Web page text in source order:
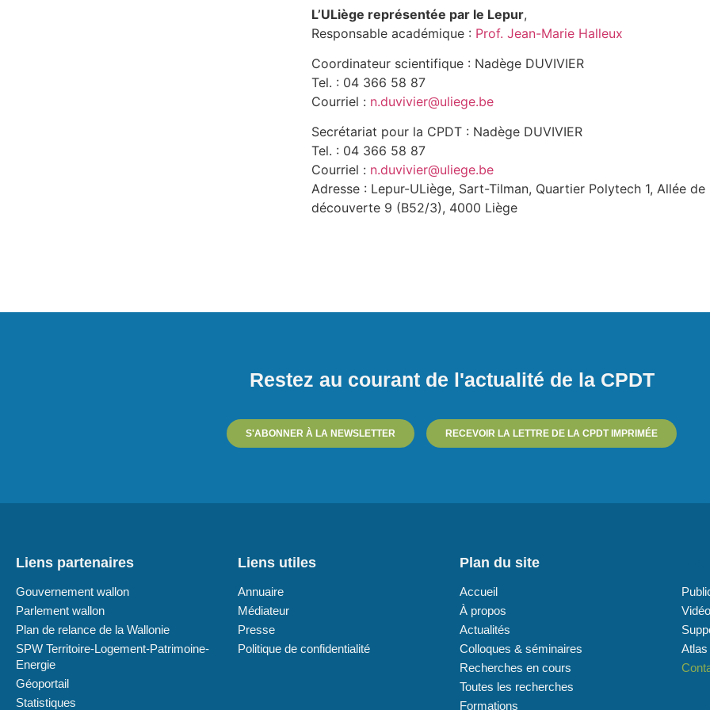
L’ULiège représentée par le Lepur,
Responsable académique : Prof. Jean-Marie Halleux
Coordinateur scientifique : Nadège DUVIVIER
Tel. : 04 366 58 87
Courriel : n.duvivier@uliege.be
Secrétariat pour la CPDT : Nadège DUVIVIER
Tel. : 04 366 58 87
Courriel : n.duvivier@uliege.be
Adresse : Lepur-ULiège, Sart-Tilman, Quartier Polytech 1, Allée de
découverte 9 (B52/3), 4000 Liège
Restez au courant de l'actualité de la CPDT
S'ABONNER À LA NEWSLETTER RECEVOIR LA LETTRE DE LA CPDT IMPRIMÉE
Liens partenaires
Gouvernement wallon
Parlement wallon
Plan de relance de la Wallonie
SPW Territoire-Logement-Patrimoine-
Energie
Géoportail
Statistiques
Liens utiles
Annuaire
Médiateur
Presse
Politique de confidentialité
Plan du site
Accueil
À propos
Actualités
Colloques & séminaires
Recherches en cours
Toutes les recherches
Formations
Atlas